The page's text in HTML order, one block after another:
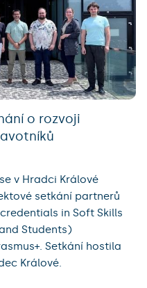
o rozvoji
v Hradci Králové
setkání partnerů
in Soft Skills
Students)
Setkání hostila
Králové.